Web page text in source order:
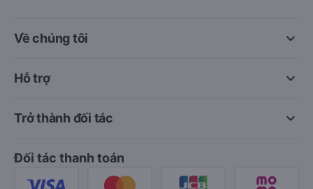
keyboard_arrow_down
Về chúng tôi
keyboard_arrow_down
Hỗ trợ
keyboard_arrow_down
Trở thành đối tác
Đối tác thanh toán